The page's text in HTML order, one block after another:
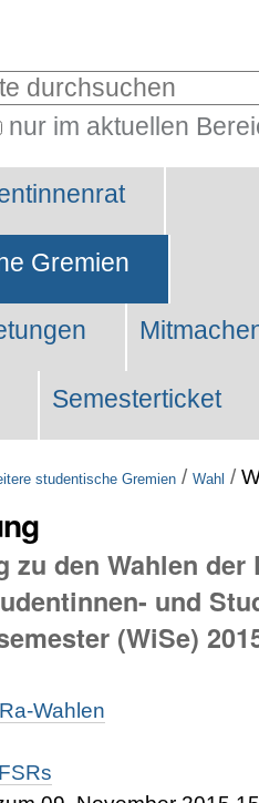
nur im aktuellen
Gremien
Semesterticket
studentische Gremien / Wahl /
zu den Wahlen
und
(WiSe)
Wahlen